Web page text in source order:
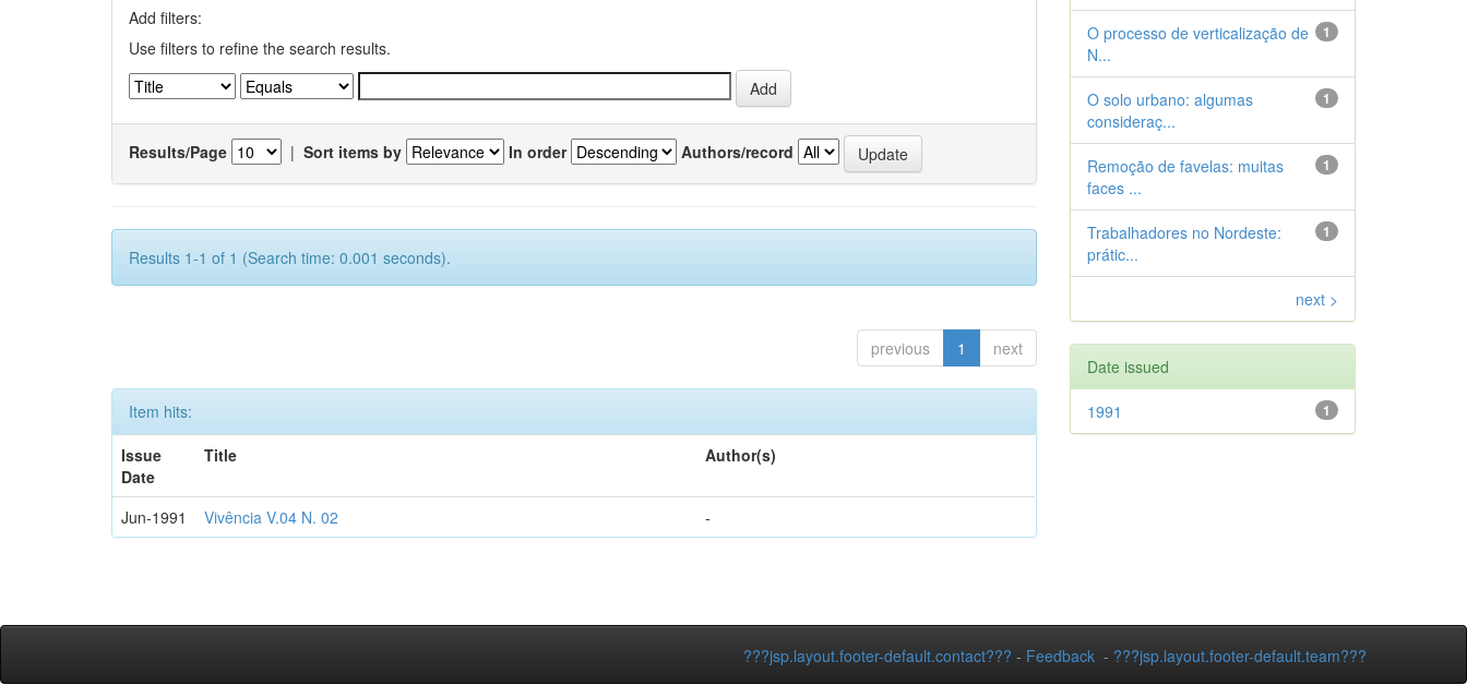
Add filters:
Use filters to refine the search results.
Results/Page | Sort items by In order Authors/record
Results 1-1 of 1 (Search time: 0.001 seconds).
previous 1 next
Item hits:
Issue
Date
Title Author(s)
Jun-1991 Vivência V.04 N. 02 -
1
O processo de verticalização de
N...
1
O solo urbano: algumas
consideraç...
1
Remoção de favelas: muitas
faces ...
1
Trabalhadores no Nordeste:
prátic...
next >
Date issued
1
1991
???jsp.layout.footer-default.contact??? - Feedback - ???jsp.layout.footer-default.team???